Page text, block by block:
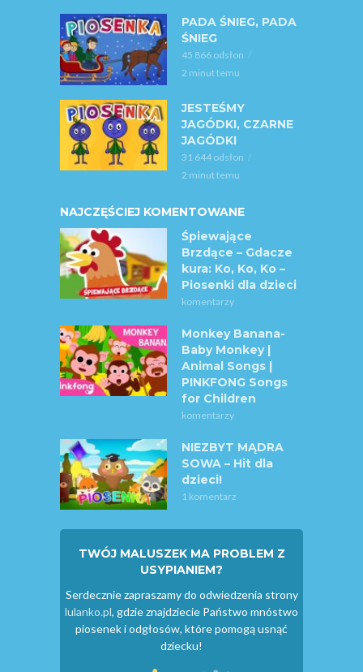
PADA ŚNIEG, PADA
ŚNIEG
45 866 odsłon
2 minut temu
JESTEŚMY
JAGÓDKI, CZARNE
JAGÓDKI
31 644 odsłon
2 minut temu
NAJCZĘŚCIEJ KOMENTOWANE
Śpiewające
Brzdące – Gdacze
kura: Ko, Ko, Ko –
Piosenki dla dzieci
komentarzy
Monkey Banana-
Baby Monkey |
Animal Songs |
PINKFONG Songs
for Children
komentarzy
NIEZBYT MĄDRA
SOWA – Hit dla
dzieci!
1 komentarz
TWÓJ MALUSZEK MA PROBLEM Z
USYPIANIEM?
Serdecznie zapraszamy do odwiedzenia strony
lulanko.pl, gdzie znajdziecie Państwo mnóstwo
piosenek i odgłosów, które pomogą usnąć
dziecku!